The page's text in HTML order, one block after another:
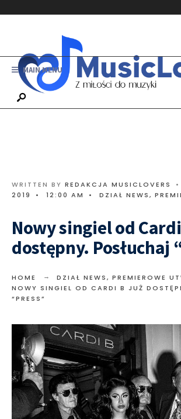
MAIN MENU
WRITTEN BY REDAKCJA MUSICLOVERS •
2019
• 12:00 AM • DZIAŁ NEWS,
Nowy singiel od
dostępny. Posłuchaj
HOME DZIAŁ NEWS, PREMIEROWE
NOWY SINGIEL OD CARDI B JUŻ
“PRESS”